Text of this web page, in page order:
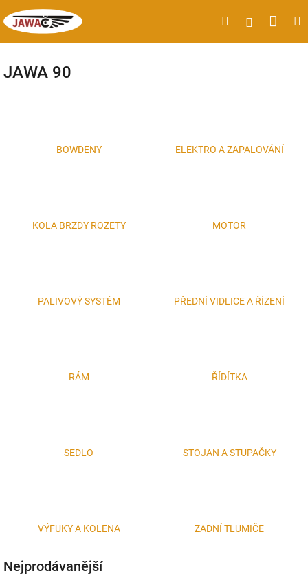
na
obsah
HledatPřihlášení
JAWA 90
BOWDENY ELEKTRO A ZAPALOVÁNÍ
KOLA BRZDY ROZETY MOTOR
PALIVOVÝ SYSTÉM PŘEDNÍ VIDLICE A ŘÍZENÍ
RÁM ŘÍDÍTKA
SEDLO STOJAN A STUPAČKY
VÝFUKY A KOLENA ZADNÍ TLUMIČE
Nejprodávanější